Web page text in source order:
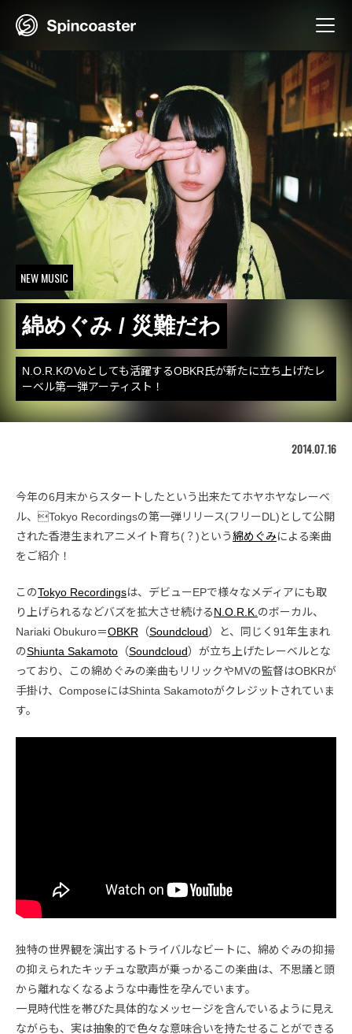
NEW MUSIC
綿めぐみ / 災難だわ
N.O.R.KのVoとしても活躍するOBKR氏が新たに立ち上げたレ
ーベル第一弾アーティスト！
2014.07.16
今年の6月末からスタートしたという出来たてホヤホヤなレーベ
ル、Tokyo Recordingsの第一弾リリース(フリーDL)として公開
された香港生まれアニメイト育ち(？)という綿めぐみによる楽曲
をご紹介！
このTokyo Recordingsは、デビューEPで様々なメディアにも取
り上げられるなどバズを拡大させ続けるN.O.R.K. のボーカル、
Nariaki Obukuro＝OBKR （Soundcloud）と、同じく91年生まれ
のShiunta Sakamoto （Soundcloud）が立ち上げたレーベルとな
っており、この綿めぐみの楽曲もリリックやMVの監督はOBKRが
手掛け、ComposeにはShinta Sakamotoがクレジットされていま
す。
独特の世界観を演出するトライバルなビートに、綿めぐみの抑揚
の抑えられたキッチュな歌声が乗っかるこの楽曲は、不思議と頭
から離れなくなるような中毒性を孕んでいます。
一見時代性を帯びた具体的なメッセージを含んでいるように見え
ながらも、実は抽象的で色々な意味合いを持たせることができる